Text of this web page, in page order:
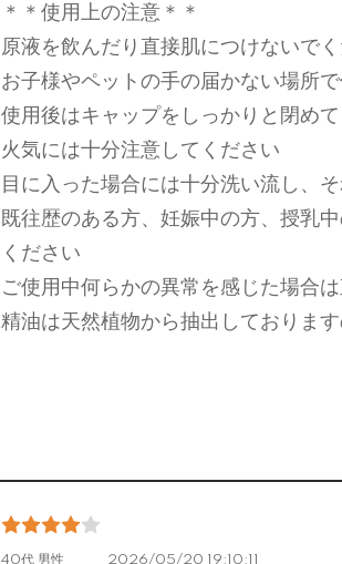
＊＊使用上の注意＊＊
原液を飲んだり直接肌につけないで
お子様やペットの手の届かない場所
使用後はキャップをしっかりと閉め
火気には十分注意してください
目に入った場合には十分洗い流し、
既往歴のある方、妊娠中の方、授乳
ください
ご使用中何らかの異常を感じた場合
精油は天然植物から抽出しておりま
40代 男性 2026/05/20 19:10:11